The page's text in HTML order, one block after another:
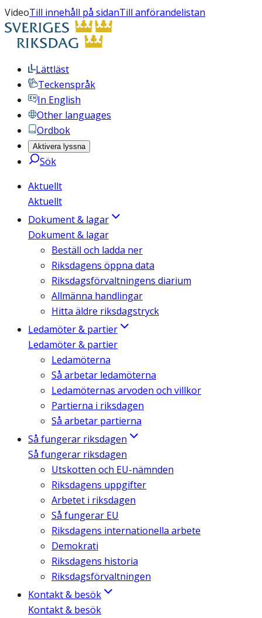
VideoTill innehåll på sidanTill anförandelistan
Lättläst
Teckenspråk
In English
Other languages
Ordbok
Aktivera lyssna
Sök
Aktuellt
Aktuellt
Dokument & lagar
Dokument & lagar
Beställ och ladda ner
Riksdagens öppna data
Riksdagsförvaltningens diarium
Allmänna handlingar
Hitta äldre riksdagstryck
Ledamöter & partier
Ledamöter & partier
Ledamöterna
Så arbetar ledamöterna
Ledamöternas arvoden och villkor
Partierna i riksdagen
Så arbetar partierna
Så fungerar riksdagen
Så fungerar riksdagen
Utskotten och EU-nämnden
Riksdagens uppgifter
Arbetet i riksdagen
Så fungerar EU
Riksdagens internationella arbete
Demokrati
Riksdagens historia
Riksdagsförvaltningen
Kontakt & besök
Kontakt & besök